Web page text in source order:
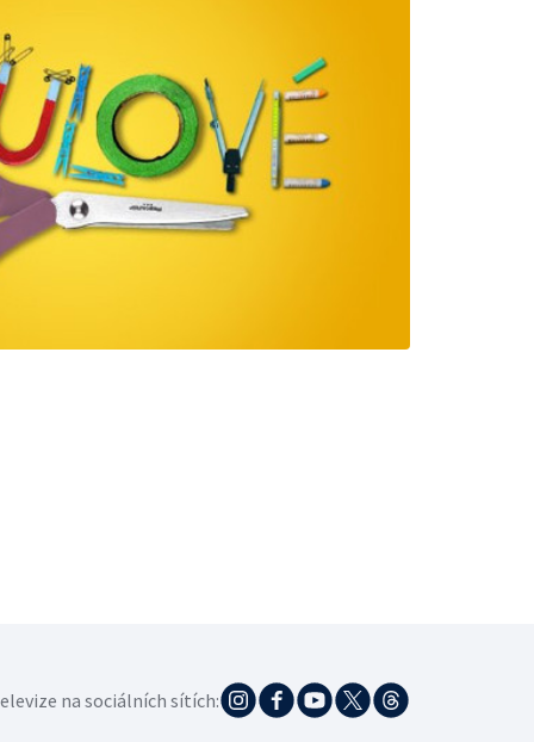
na sociálních sítích: